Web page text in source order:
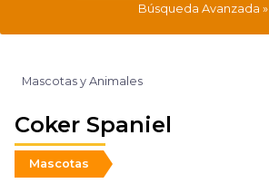
Búsqueda Avanzada
Mascotas y Animales
Coker Spaniel
Mascotas